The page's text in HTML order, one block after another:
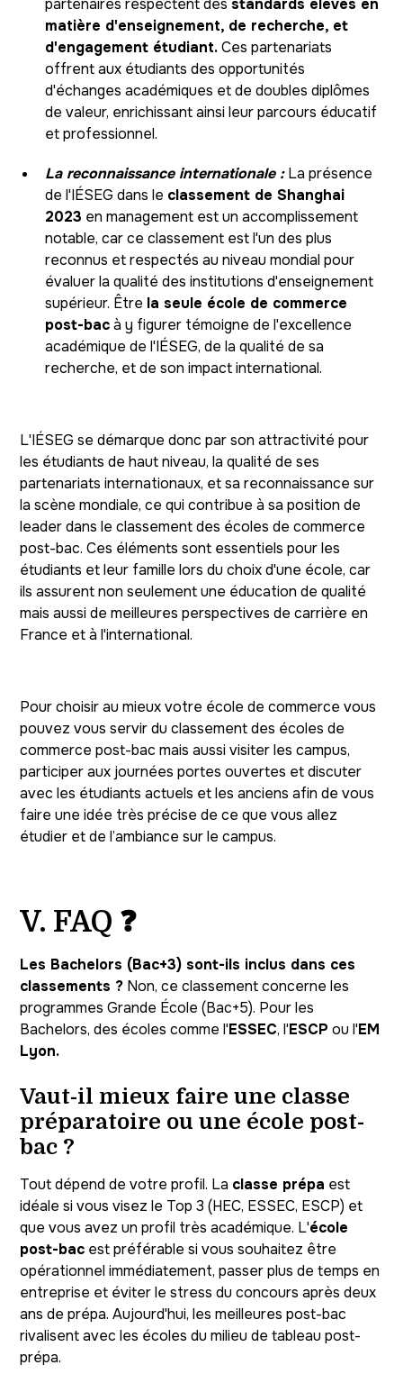
matière d'enseignement, de recherche, et
d'engagement étudiant.Ces partenariats
offrent aux étudiants des opportunités
d'échanges académiques et de doubles diplômes
de valeur, enrichissant ainsi leur parcours éducatif
et professionnel.
La reconnaissance internationale :La présence
de l'IÉSEG dans le classement de Shanghai
2023 en management est un accomplissement
notable, car ce classement est l'un des plus
reconnus et respectés au niveau mondial pour
évaluer la qualité des institutions d'enseignement
supérieur. Être la seule école de commerce
post-bacà y figurer témoigne de l'excellence
académique de l'IÉSEG, de la qualité de sa
recherche, et de son impact international.
L'IÉSEG se démarque donc par son attractivité pour
les étudiants de haut niveau, la qualité de ses
partenariats internationaux, et sa reconnaissance sur
la scène mondiale, ce qui contribue à sa position de
leader dans le classement des écoles de commerce
post-bac. Ces éléments sont essentiels pour les
étudiants et leur famille lors du choix d'une école, car
ils assurent non seulement une éducation de qualité
mais aussi de meilleures perspectives de carrière en
France et à l'international.
Pour choisir au mieux votre école de commerce vous
pouvez vous servir du classement des écoles de
commerce post-bac mais aussi visiter les campus,
participer aux journées portes ouvertes et discuter
avec les étudiants actuels et les anciens afin de vous
faire une idée très précise de ce que vous allez
étudier et de l’ambiance sur le campus.
V. FAQ ❓
Les Bachelors (Bac+3) sont-ils inclus dans ces
classements ? Non, ce classement concerne les
programmes Grande École (Bac+5). Pour les
Bachelors, des écoles comme l'ESSEC, l'ESCP ou l'EM
Lyon.
Vaut-il mieux faire une classe
préparatoire ou une école post-
bac ?
Tout dépend de votre profil. La classe prépa est
idéale si vous visez le Top 3 (HEC, ESSEC, ESCP) et
que vous avez un profil très académique. L'école
post-bac est préférable si vous souhaitez être
opérationnel immédiatement, passer plus de temps en
entreprise et éviter le stress du concours après deux
ans de prépa. Aujourd'hui, les meilleures post-bac
rivalisent avec les écoles du milieu de tableau post-
prépa.